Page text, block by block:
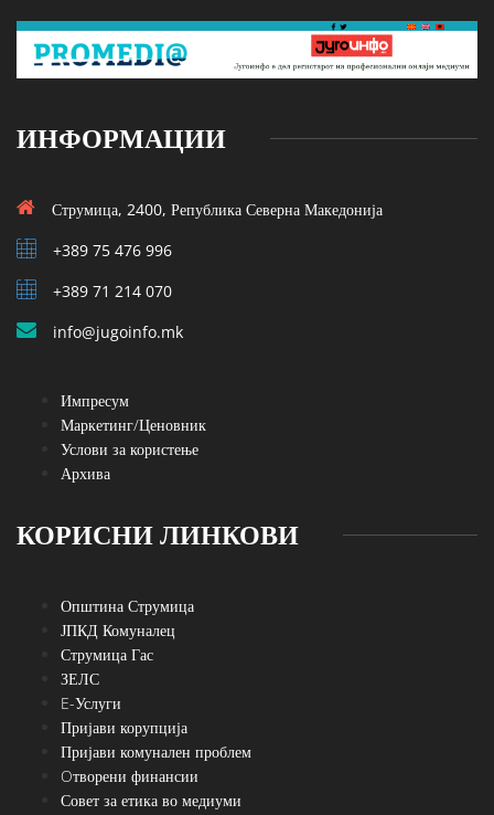
ИНФОРМАЦИИ
Струмица, 2400, Република Северна Македонија
+389 75 476 996
+389 71 214 070
info@jugoinfo.mk
Импресум
Маркетинг/Ценовник
Услови за користење
Архива
КОРИСНИ ЛИНКОВИ
Општина Струмица
ЈПКД Комуналец
Струмица Гас
ЗЕЛС
E-Услуги
Пријави корупција
Пријави комунален проблем
Oтворени финансии
Совет за етика во медиуми